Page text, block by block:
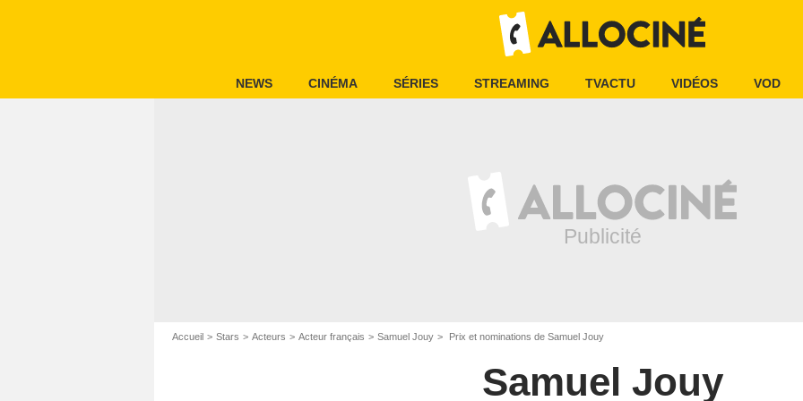
NEWS CINÉMA SÉRIES STREAMING TVACTU VIDÉOS VOD
Accueil Stars Acteurs Acteur français Samuel Jouy Prix et nominations de Samuel Jouy
Samuel Jouy